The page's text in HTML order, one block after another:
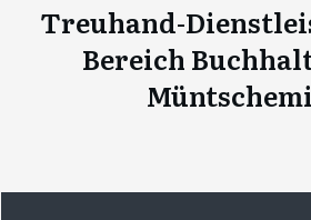
Treuhand-
Bereich